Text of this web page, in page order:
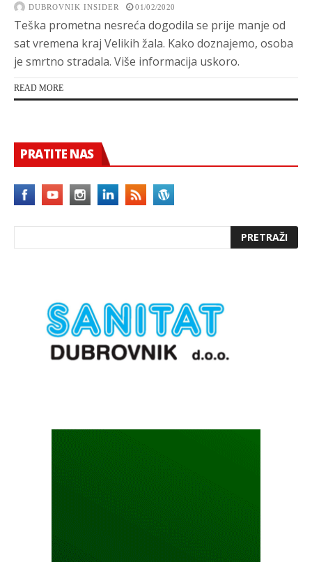
DUBROVNIK INSIDER 01/02/2020
Teška prometna nesreća dogodila se prije manje od
sat vremena kraj Velikih žala. Kako doznajemo, osoba
je smrtno stradala. Više informacija uskoro.
READ MORE
PRATITE NAS